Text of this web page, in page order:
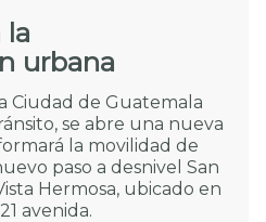
la
urbana
Ciudad de Guatemala
se abre una nueva
la movilidad de
paso a desnivel San
Hermosa, ubicado en
avenida.